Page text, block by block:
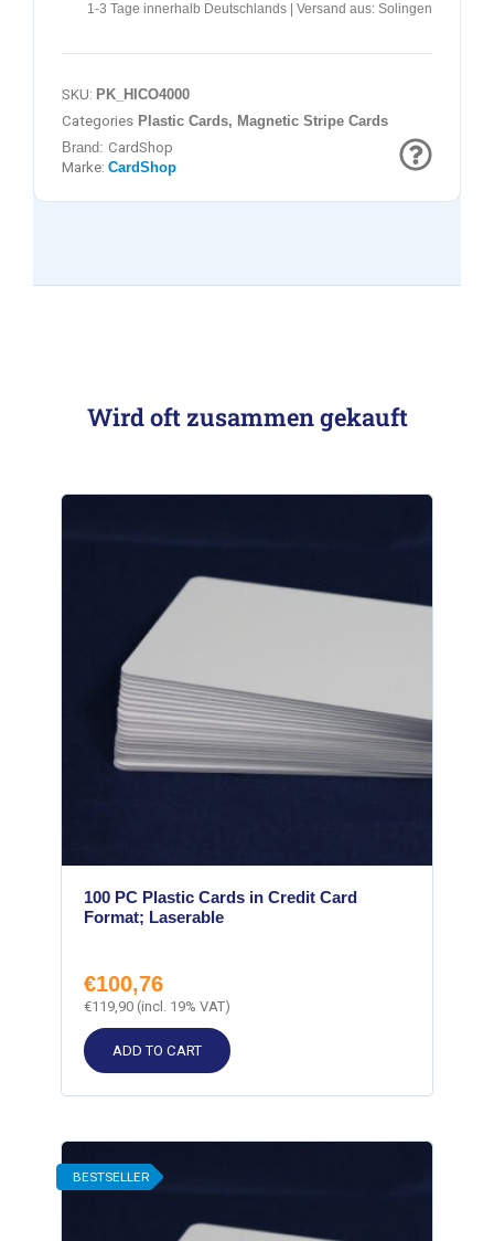
1-3 Tage innerhalb Deutschlands | Versand aus: Solingen
SKU: PK_HICO4000
Categories Plastic Cards, Magnetic Stripe Cards
Brand: CardShop
Marke: CardShop
Wird oft zusammen gekauft
100 PC Plastic Cards in Credit Card
Format; Laserable
€100,76
€119,90 (incl. 19% VAT)
ADD TO CART
BESTSELLER